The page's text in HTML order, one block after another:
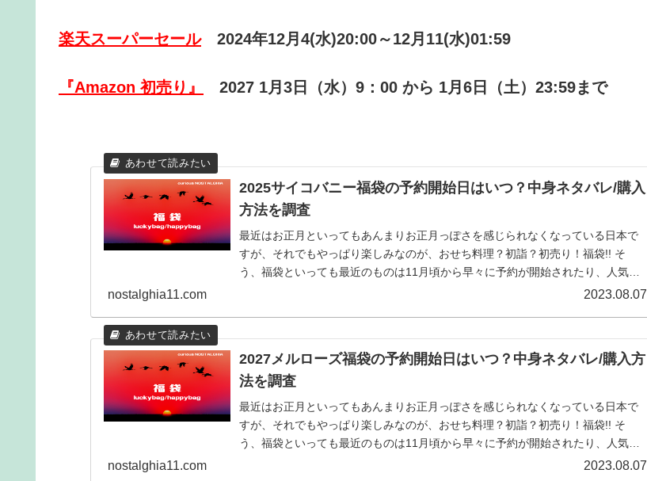
楽天スーパーセール 2024年12月4(水)20:00～12月11(水)01:59
『Amazon 初売り』 2027 1月3日（水）9：00 から 1月6日（土）23:59まで
2025サイコバニー福袋の予約開始日はいつ？中身ネタバレ/購入
方法を調査
最近はお正月といってもあんまりお正月っぽさを感じられなくなっている日本で
すが、それでもやっぱり楽しみなのが、おせち料理？初詣？初売り！福袋!! そ
う、福袋といっても最近のものは11月頃から早々に予約が開始されたり、人気シ
nostalghia11.com 2023.08.07
2027メルローズ福袋の予約開始日はいつ？中身ネタバレ/購入方
法を調査
最近はお正月といってもあんまりお正月っぽさを感じられなくなっている日本で
すが、それでもやっぱり楽しみなのが、おせち料理？初詣？初売り！福袋!! そ
う、福袋といっても最近のものは11月頃から早々に予約が開始されたり、人気シ
nostalghia11.com 2023.08.07